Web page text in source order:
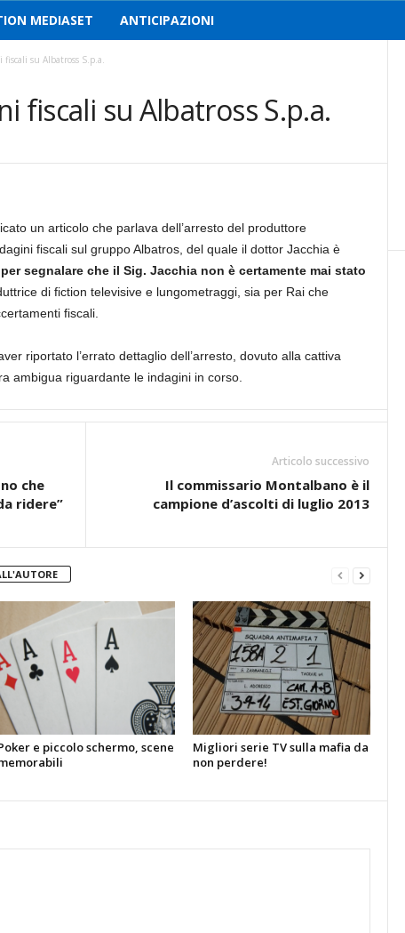
MEDIASET ANTICIPAZIONI
su Albatross S.p.a.
fiscali su Albatross S.p.a.
un articolo che parlava dell’arresto del produttore
fiscali sul gruppo Albatros, del quale il dottor Jacchia è
segnalare che il Sig. Jacchia non è certamente mai stato
di fiction televisive e lungometraggi, sia per Rai che
fiscali.
riportato l’errato dettaglio dell’arresto, dovuto alla cattiva
ambigua riguardante le indagini in corso.
che
ridere”
Articolo successivo
Il commissario Montalbano è il
campione d’ascolti di luglio 2013
e piccolo schermo, scene
Migliori serie TV sulla mafia da
non perdere!